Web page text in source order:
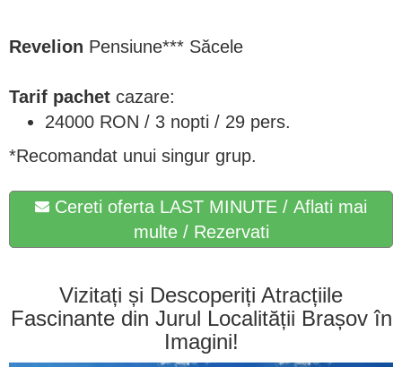
Revelion Pensiune*** Săcele
Tarif pachet cazare:
24000 RON / 3 nopti / 29 pers.
*Recomandat unui singur grup.
Cereti oferta LAST MINUTE / Aflati mai
multe / Rezervati
Vizitați și Descoperiți Atracțiile
Fascinante din Jurul Localității Brașov în
Imagini!